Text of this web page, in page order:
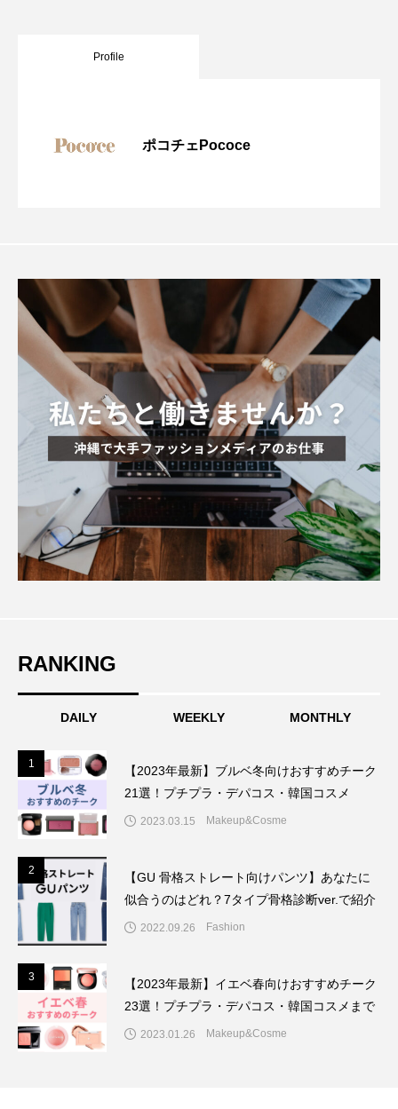
Profile
ポコチェPococe
RANKING
DAILY WEEKLY MONTHLY
1
【2023年最新】ブルベ冬向けおすすめチーク
21選！プチプラ・デパコス・韓国コスメ
2023.03.15 Makeup&Cosme
2
【GU 骨格ストレート向けパンツ】あなたに
似合うのはどれ？7タイプ骨格診断ver.で紹介
2022.09.26 Fashion
3
【2023年最新】イエベ春向けおすすめチーク
23選！プチプラ・デパコス・韓国コスメまで
2023.01.26 Makeup&Cosme